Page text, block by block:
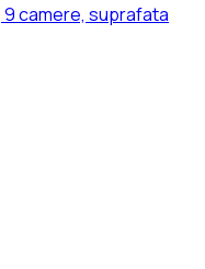
9 camere, suprafata